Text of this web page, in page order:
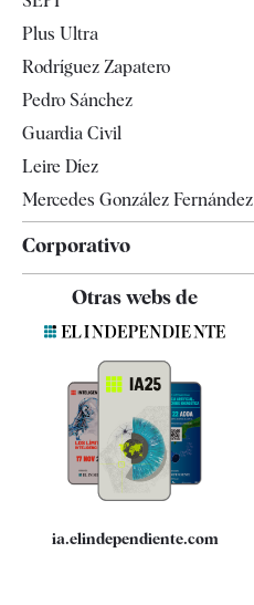
Televisión
Plus Ultra
Rodríguez Zapatero
Pedro Sánchez
Guardia Civil
Leire Díez
Mercedes González Fernández
Corporativo
Contacto
Quiénes somos
Especificaciones
Otras webs de
ia.elindependiente.com